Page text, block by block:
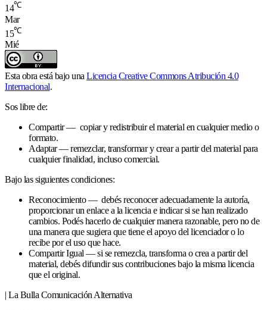
14℃
Mar
15℃
Mié
Esta obra está bajo una Licencia Creative Commons Atribución 4.0
Internacional.
Sos libre de:
Compartir — copiar y redistribuir el material en cualquier medio o
formato.
Adaptar — remezclar, transformar y crear a partir del material para
cualquier finalidad, incluso comercial.
Bajo las siguientes condiciones:
Reconocimiento — debés reconocer adecuadamente la autoría,
proporcionar un enlace a la licencia e indicar si se han realizado
cambios. Podés hacerlo de cualquier manera razonable, pero no de
una manera que sugiera que tiene el apoyo del licenciador o lo
recibe por el uso que hace.
Compartir Igual — si se remezcla, transforma o crea a partir del
material, debés difundir sus contribuciones bajo la misma licencia
que el original.
| La Bulla Comunicación Alternativa